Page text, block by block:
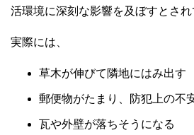
活環境に深刻な影響を及ぼすとされ
実際には、
草木が伸びて隣地にはみ出す
郵便物がたまり、防犯上の不
瓦や外壁が落ちそうになる